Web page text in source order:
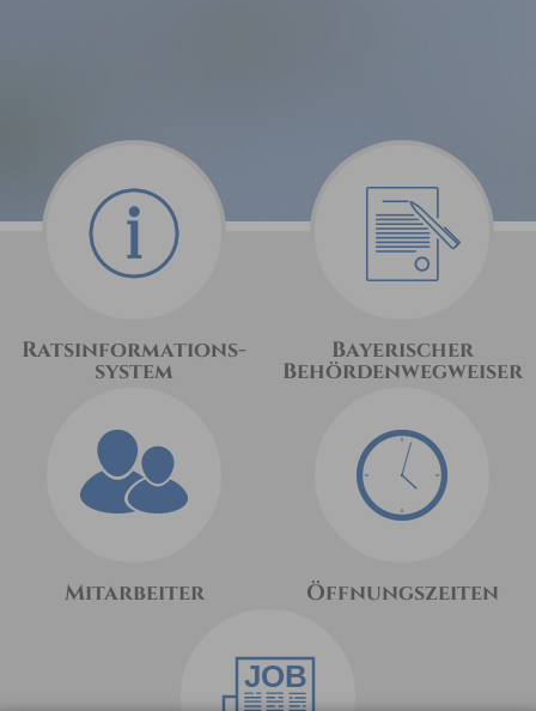
Ratsinformations-
system
Bayerischer
Behördenwegweiser
Mitarbeiter Öffnungszeiten